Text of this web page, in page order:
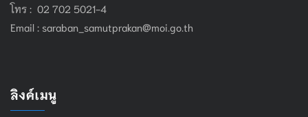
โทร : 02 702 5021-4
Email : saraban_samutprakan@moi.go.th
ลิงค์เมนู